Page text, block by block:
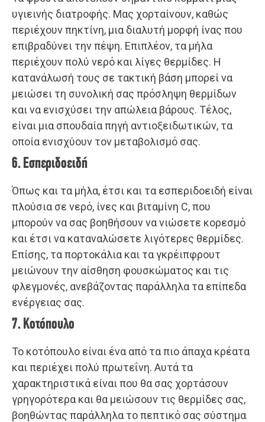
υγιεινής διατροφής. Μας χορταίνουν, καθώς
περιέχουν πηκτίνη, μια διαλυτή μορφή ίνας που
επιβραδύνει την πέψη. Επιπλέον, τα μήλα
περιέχουν πολύ νερό και λίγες θερμίδες. Η
κατανάλωσή τους σε τακτική βάση μπορεί να
μειώσει τη συνολική σας πρόσληψη θερμίδων
και να ενισχύσει την απώλεια βάρους. Τέλος,
είναι μια σπουδαία πηγή αντιοξειδωτικών, τα
οποία ενισχύουν τον μεταβολισμό σας.
6. Εσπεριδοειδή
Όπως και τα μήλα, έτσι και τα εσπεριδοειδή είναι
πλούσια σε νερό, ίνες και βιταμίνη C, που
μπορούν να σας βοηθήσουν να νιώσετε κορεσμό
και έτσι να καταναλώσετε λιγότερες θερμίδες.
Επίσης, τα πορτοκάλια και τα γκρέιπφρουτ
μειώνουν την αίσθηση φουσκώματος και τις
φλεγμονές, ανεβάζοντας παράλληλα τα επίπεδα
ενέργειας σας.
7. Κοτόπουλο
Το κοτόπουλο είναι ένα από τα πιο άπαχα κρέατα
και περιέχει πολύ πρωτεΐνη. Αυτά τα
χαρακτηριστικά είναι που θα σας χορτάσουν
γρηγορότερα και θα μειώσουν τις θερμίδες σας,
βοηθώντας παράλληλα το πεπτικό σας σύστημα